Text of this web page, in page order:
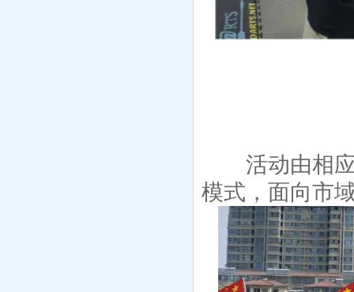
活动由相应
模式，面向市